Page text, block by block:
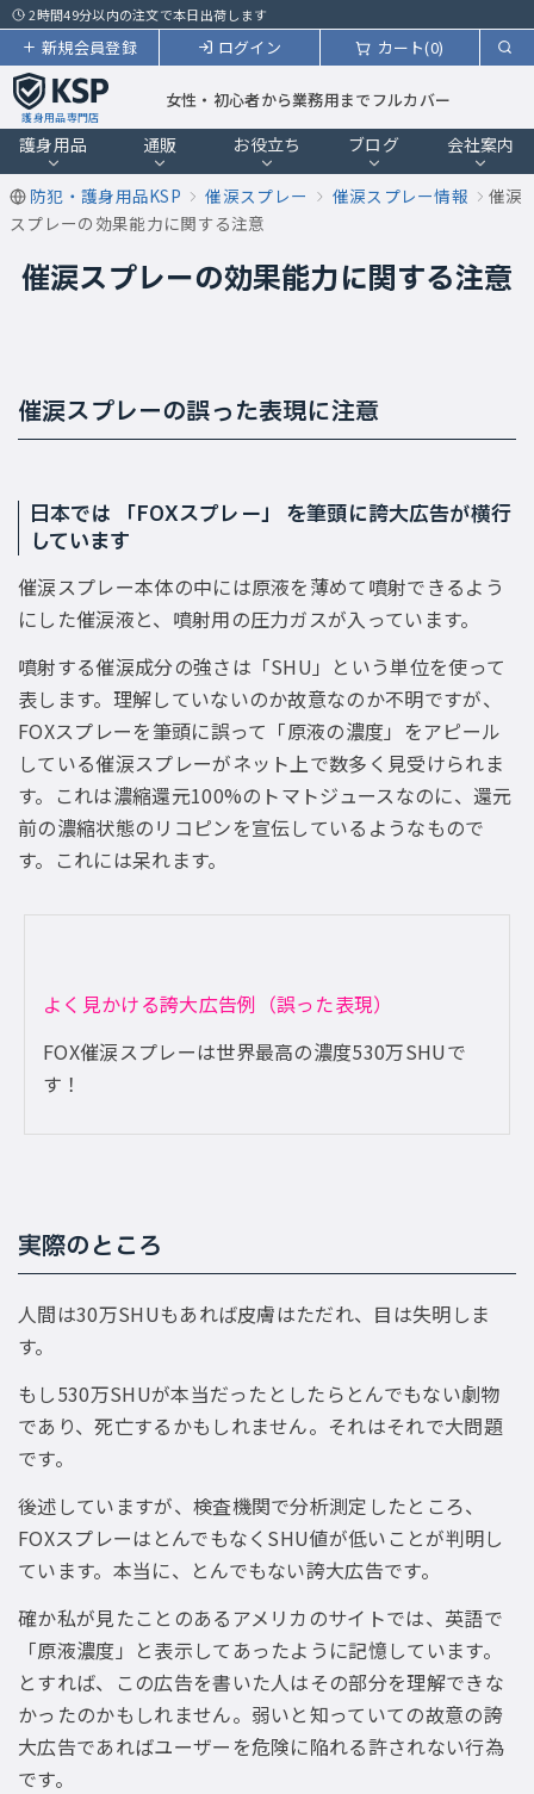
2時間49分以内の注文で本日出荷します
カート(0)
ログイン
新規会員登録
護身用品専門店
女性・初心者から業務用までフルカバー
護身用品 通販 お役立ち ブログ 会社案内
防犯・護身用品KSP 催涙スプレー 催涙スプレー情報
催涙
スプレーの効果能力に関する注意
催涙スプレーの効果能力に関する注意
催涙スプレーの誤った表現に注意
日本では 「FOXスプレー」 を筆頭に誇大広告が横行
しています
催涙スプレー本体の中には原液を薄めて噴射できるよう
にした催涙液と、噴射用の圧力ガスが入っています。
噴射する催涙成分の強さは「SHU」という単位を使って
表します。理解していないのか故意なのか不明ですが、
FOXスプレーを筆頭に誤って「原液の濃度」をアピール
している催涙スプレーがネット上で数多く見受けられま
す。これは濃縮還元100%のトマトジュースなのに、還元
前の濃縮状態のリコピンを宣伝しているようなもので
す。これには呆れます。
よく見かける誇大広告例（誤った表現）
FOX催涙スプレーは世界最高の濃度530万SHUで
す！
実際のところ
人間は30万SHUもあれば皮膚はただれ、目は失明しま
す。
もし530万SHUが本当だったとしたらとんでもない劇物
であり、死亡するかもしれません。それはそれで大問題
です。
後述していますが、検査機関で分析測定したところ、
FOXスプレーはとんでもなくSHU値が低いことが判明し
ています。本当に、とんでもない誇大広告です。
確か私が見たことのあるアメリカのサイトでは、英語で
「原液濃度」と表示してあったように記憶しています。
とすれば、この広告を書いた人はその部分を理解できな
かったのかもしれません。弱いと知っていての故意の誇
大広告であればユーザーを危険に陥れる許されない行為
です。